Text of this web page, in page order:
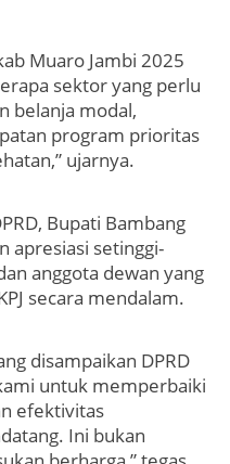
Muaro Jambi 2025
sektor yang perlu
belanja modal,
program prioritas
ujarnya.
Bupati Bambang
apresiasi setinggi-
anggota dewan yang
secara mendalam.
disampaikan DPRD
untuk memperbaiki
efektivitas
Ini bukan